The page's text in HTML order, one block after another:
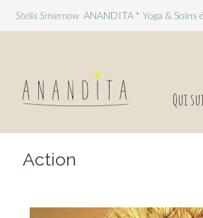
Stella Smiernow ANANDITA * Yoga & Soins
Qui
Action